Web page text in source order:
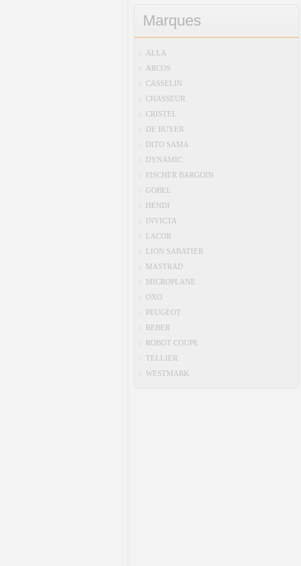
Marques
ALLA
ARCOS
CASSELIN
CHASSEUR
CRISTEL
DE BUYER
DITO SAMA
DYNAMIC
FISCHER BARGOIN
GOBEL
HENDI
INVICTA
LACOR
LION SABATIER
MASTRAD
MICROPLANE
OXO
PEUGEOT
REBER
ROBOT COUPE
TELLIER
WESTMARK